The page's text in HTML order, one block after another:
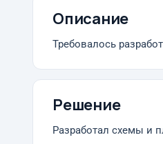
Описание
Требовалось
Решение
Разработал схемы и